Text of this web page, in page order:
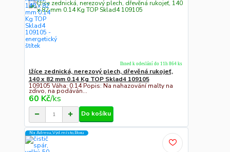
lžíce zednická, nerezový plech, dřevěná rukojeť,
140 x 82 mm 0.14 Kg TOP Sklad4 109105
109105 Váha: 0.14 Popis: Na nahazování malty na
zdivo, na podáván...
60 Kč/ks
Ihned k odeslání do 11h 864 ks
Do košíku
Na Adresu,Výd.místo,Boxu